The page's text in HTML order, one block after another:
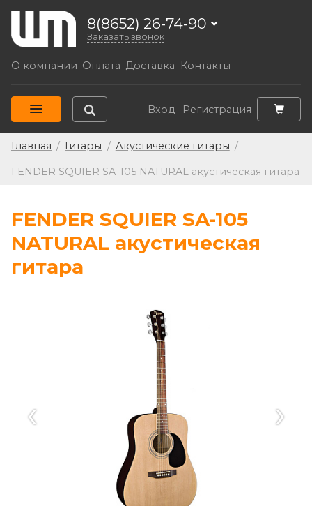
8(8652) 26-74-90
Заказать звонок
О компании Оплата Доставка Контакты
Вход Регистрация
Главная / Гитары / Акустические гитары /
FENDER SQUIER SA-105 NATURAL акустическая гитара
FENDER SQUIER SA-105
NATURAL акустическая
гитара
‹ ›